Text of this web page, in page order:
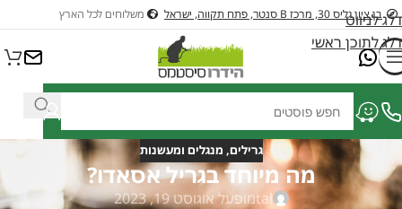
דלג לניווט
דלג לתוכן ראשי
בן ציון גליס 30, מרכז B סנטר, פתח תקווה, ישראל משלוחים לכל הארץ
גרילים, מנגלים ומעשנות
מה מיוחד בגריל אסאדו?
talמופעל אוגוסט 19, 2023